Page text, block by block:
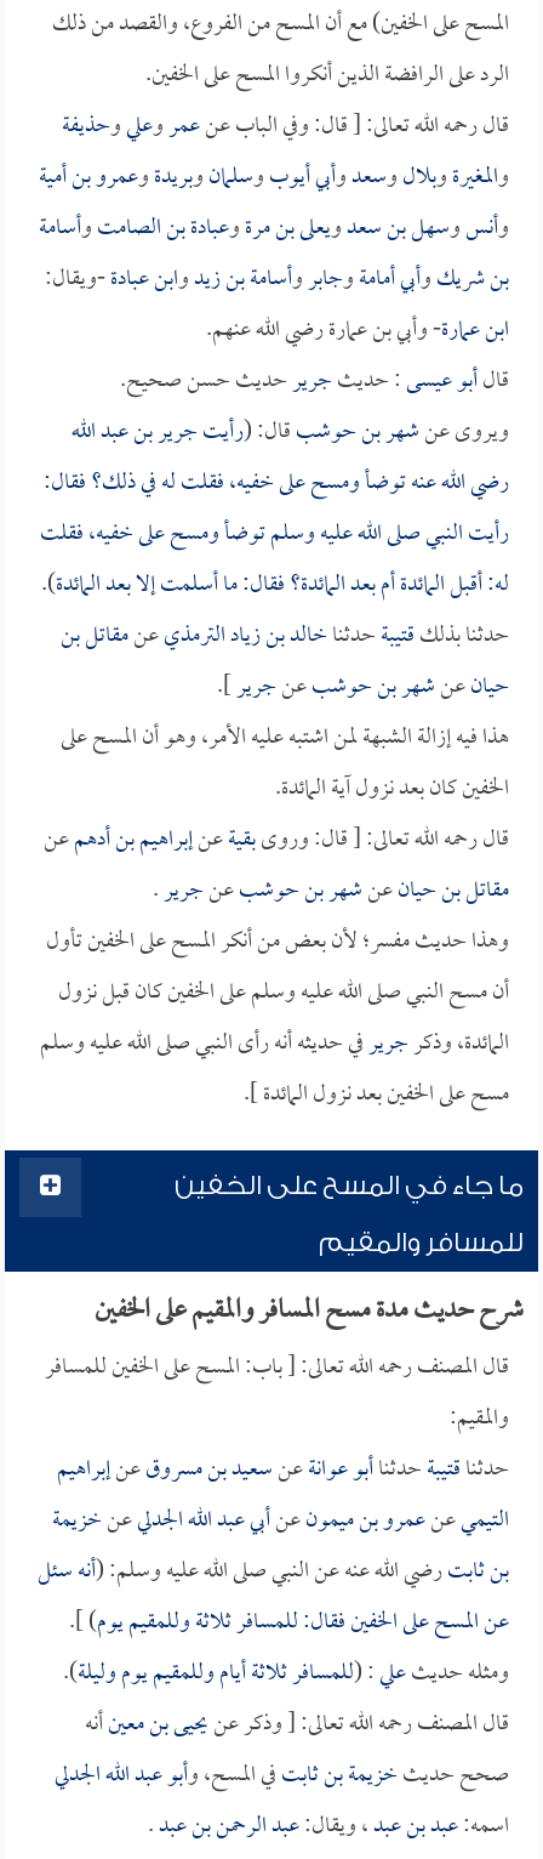
المسح على الخفين) مع أن المسح من الفروع، والقصد من ذلك
الرد على الرافضة الذين أنكروا المسح على الخفين.
قال رحمه الله تعالى: [ قال: وفي الباب عنعمروعليوحذيفة
والمغيرةوبلالوسعدوأبي أيوبوسلمانوبريدةوعمرو بن أمية
وأنسوسهل بن سعدويعلى بن مرةوعبادة بن الصامتوأسامة
بن شريكوأبي أمامةوجابروأسامة بن زيدوابن عبادة-ويقال:
ابن عمارة- وأبي بن عمارة رضي الله عنهم.
قالأبو عيسى: حديثجريرحديث حسن صحيح.
ويروى عنشهر بن حوشبقال: (رأيتجرير بن عبد الله
رضي الله عنه توضأ ومسح على خفيه، فقلت له في ذلك؟ فقال:
رأيت النبي صلى الله عليه وسلم توضأ ومسح على خفيه، فقلت
له: أقبل المائدة أم بعد المائدة؟ فقال: ما أسلمت إلا بعد المائدة).
حدثنا بذلكقتيبةحدثناخالد بن زياد الترمذيعنمقاتل بن
حيانعنشهر بن حوشبعنجرير].
هذا فيه إزالة الشبهة لمن اشتبه عليه الأمر، وهو أن المسح على
الخفين كان بعد نزول آية المائدة.
قال رحمه الله تعالى: [ قال: وروىبقيةعنإبراهيم بن أدهمعن
مقاتل بن حيانعنشهر بن حوشبعنجرير.
وهذا حديث مفسر؛ لأن بعض من أنكر المسح على الخفين تأول
أن مسح النبي صلى الله عليه وسلم على الخفين كان قبل نزول
المائدة، وذكرجريرفي حديثه أنه رأى النبي صلى الله عليه وسلم
مسح على الخفين بعد نزول المائدة ].
ما جاء في المسح على الخفين
للمسافر والمقيم
شرح حديث مدة مسح المسافر والمقيم على الخفين
قال المصنف رحمه الله تعالى: [ باب: المسح على الخفين للمسافر
والمقيم:
حدثناقتيبةحدثناأبو عوانةعنسعيد بن مسروقعنإبراهيم
التيميعنعمرو بن ميمونعنأبي عبد الله الجدليعنخزيمة
بن ثابترضي الله عنه عن النبي صلى الله عليه وسلم: (أنه سئل
عن المسح على الخفين فقال: للمسافر ثلاثة وللمقيم يوم) ].
ومثله حديثعلي: (للمسافر ثلاثة أيام وللمقيم يوم وليلة).
قال المصنف رحمه الله تعالى: [ وذكر عنيحيى بن معينأنه
صحح حديثخزيمة بن ثابتفي المسح، وأبو عبد الله الجدلي
اسمه:عبد بن عبد، ويقال:عبد الرحمن بن عبد.